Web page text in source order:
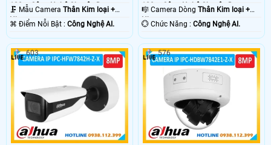
120m Công Nghệ Chuyên Dụng.
🗜️ Mẫu Camera Thân Kim loại +
Nhựa.
️⌘ Điểm Nỗi Bật : Công Nghệ AI.
120m Công Nghệ Chuyên Dụng.
🎼️ Camera DòngThân Kim loại +
Nhựa.
️💮 Chức Năng :Công Nghệ AI.
603 576